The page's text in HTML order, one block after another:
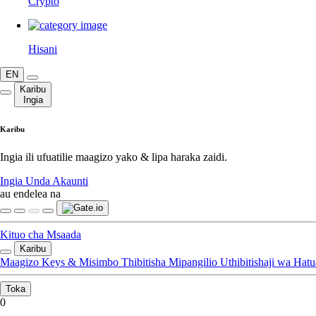
Hisani
EN
Karibu
Ingia
Karibu
Ingia ili ufuatilie maagizo yako & lipa haraka zaidi.
Ingia Unda Akaunti
au endelea na
Kituo cha Msaada
Karibu
Maagizo Keys & Misimbo Thibitisha Mipangilio Uthibitishaji wa
Toka
0